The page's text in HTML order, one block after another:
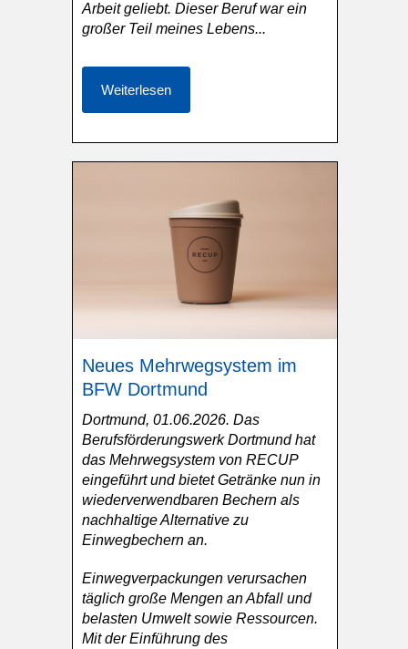
Arbeit geliebt. Dieser Beruf war ein
großer Teil meines Lebens...
Weiterlesen
Neues Mehrwegsystem im
BFW Dortmund
Dortmund, 01.06.2026. Das
Berufsförderungswerk Dortmund hat
das Mehrwegsystem von RECUP
eingeführt und bietet Getränke nun in
wiederverwendbaren Bechern als
nachhaltige Alternative zu
Einwegbechern an.
Einwegverpackungen verursachen
täglich große Mengen an Abfall und
belasten Umwelt sowie Ressourcen.
Mit der Einführung des